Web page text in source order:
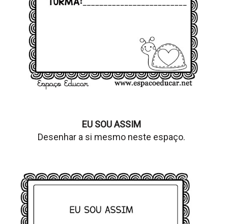
EU SOU ASSIM
Desenhar a si mesmo neste espaço.